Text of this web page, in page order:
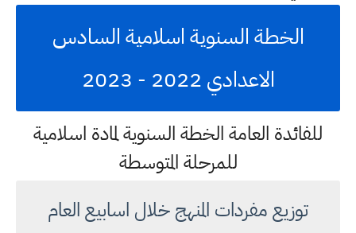
الخطة السنوية اسلامية السادس
الاعدادي 2022 - 2023
للفائدة العامة الخطة السنوية لمادة اسلامية
للمرحلة المتوسطة
توزيع مفردات المنهج خلال اسابيع العام